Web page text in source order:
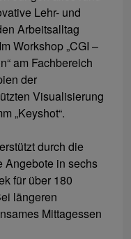
Lehr- und
Arbeitsalltag
Workshop „CGI –
am Fachbereich
der
Visualisierung
„Keyshot“.
durch die
Angebote in sechs
für über 180
längeren
Mittagessen